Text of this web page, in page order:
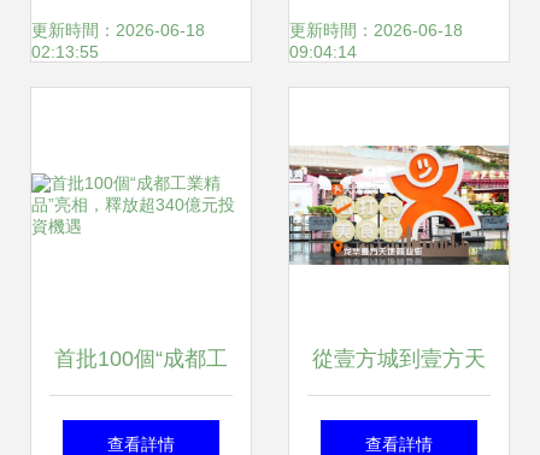
教職工氣排球比賽
更新時間：2026-06-18
02:13:55
式大盆菜與上門承
更新時間：2026-06-18
09:04:14
首批100個“成都工
業精品”亮相，釋放
查看詳情
從壹方城到壹方天
地 解析鴻榮源“壹
查看詳情